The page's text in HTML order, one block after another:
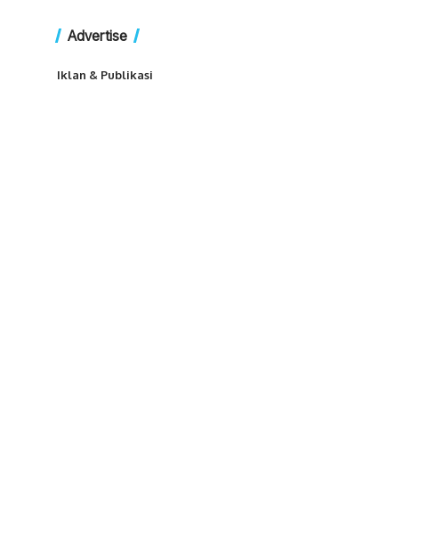
Advertise
Iklan & Publikasi